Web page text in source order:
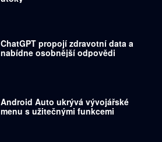
ChatGPT propojí zdravotní data a
nabídne osobnější odpovědi
Android Auto ukrývá vývojářské
menu s užitečnými funkcemi